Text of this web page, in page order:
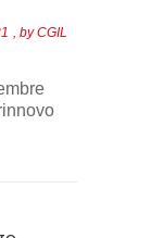
, byCGIL